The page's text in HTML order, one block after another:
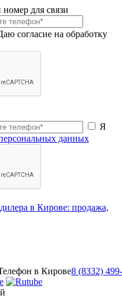
для связи
согласие на обработку
Я
данных
в Кирове8 (8332)